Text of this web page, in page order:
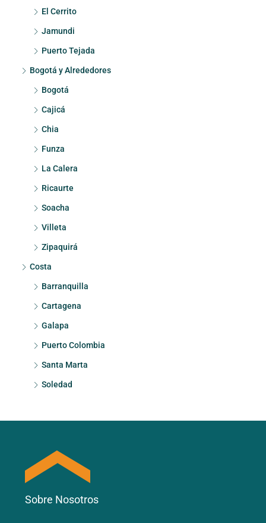
El Cerrito
Jamundi
Puerto Tejada
Bogotá y Alrededores
Bogotá
Cajicá
Chia
Funza
La Calera
Ricaurte
Soacha
Villeta
Zipaquirá
Costa
Barranquilla
Cartagena
Galapa
Puerto Colombia
Santa Marta
Soledad
Sobre Nosotros